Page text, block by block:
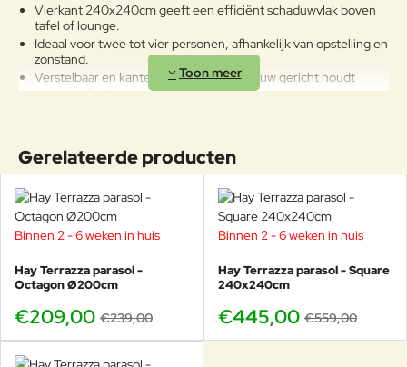
in de winter te reinigen en op een
af te dekken met de parasolhoes.
Vierkant 240x240cm geeft een efficiënt schaduwvlak boven
tafel of lounge.
Ideaal voor twee tot vier personen, afhankelijk van opstelling en
zonstand.
Verstelbaar en kantelbaar zodat je schaduw gericht houdt
gedurende de dag.
Zeer geschikt voor horeca tafels, gevelterrassen en compacte
patio’s.
Te bekijken en te bestellen bij Veurst, met advies over maat,
kleur en parasolvoet.
Vierkant voelt rustig. Je krijgt veel schaduw, maar de
parasol blijft strak en architectonisch in beeld.
Wil je kleiner of juist groter? Bekijk ook de andere Terrazza maten:
Octagon Ø200cm
voor balkon en compact terras, of
Gerelateerde producten
-13%
Binnen 2 - 6 weken in huis
Hay Terrazza parasol -
Octagon Ø200cm
€209,00 €239,00
-20%
Binnen 2 - 6 weken in huis
Hay Terrazza parasol - Square
240x240cm
€445,00 €559,00